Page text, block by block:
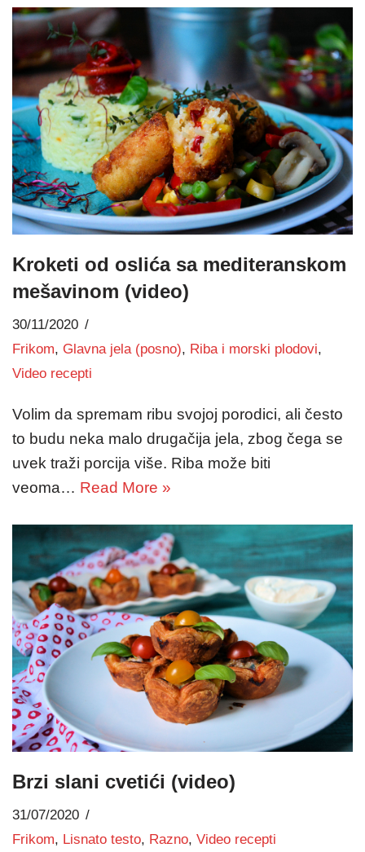
Kroketi od oslića sa mediteranskom
mešavinom (video)
30/11/2020
Frikom, Glavna jela (posno), Riba i morski plodovi,
Video recepti
Volim da spremam ribu svojoj porodici, ali često
to budu neka malo drugačija jela, zbog čega se
uvek traži porcija više. Riba može biti
veoma… Read More »
Brzi slani cvetići (video)
31/07/2020
Frikom, Lisnato testo, Razno, Video recepti